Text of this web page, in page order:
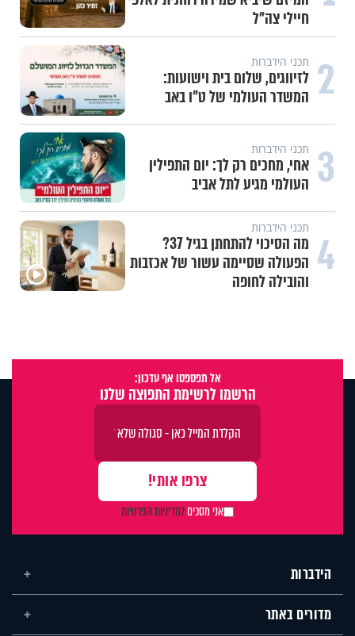
חיילי צה"ל
2 תכני הידברות
לזיווגים, שלום בית וישועות:
המשדר העולמי של ט"ו באב
3 תכני הידברות
אחי, מחכים רק לך: יום התפילין
העולמי מגיע לתל אביב
4 תכני הידברות
מה הסיכוי להתחתן בגיל 37?
הפעולה שסיימה עשור של אכזבות
והובילה לחופה
אל תפספסו אף עדכון:
הרשמו לרשימת התפוצה שלנו
אני מסכיםלמדיניות הפרטיות
הידברות
מדורים באתר